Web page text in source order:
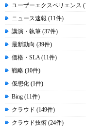
ユーザーエクスペリエンス
ニュース速報 (11件)
講演・執筆 (37件)
最新動向 (39件)
価格・SLA (11件)
戦略 (10件)
仮想化 (1件)
Bing (11件)
クラウド (149件)
クラウド技術 (24件)